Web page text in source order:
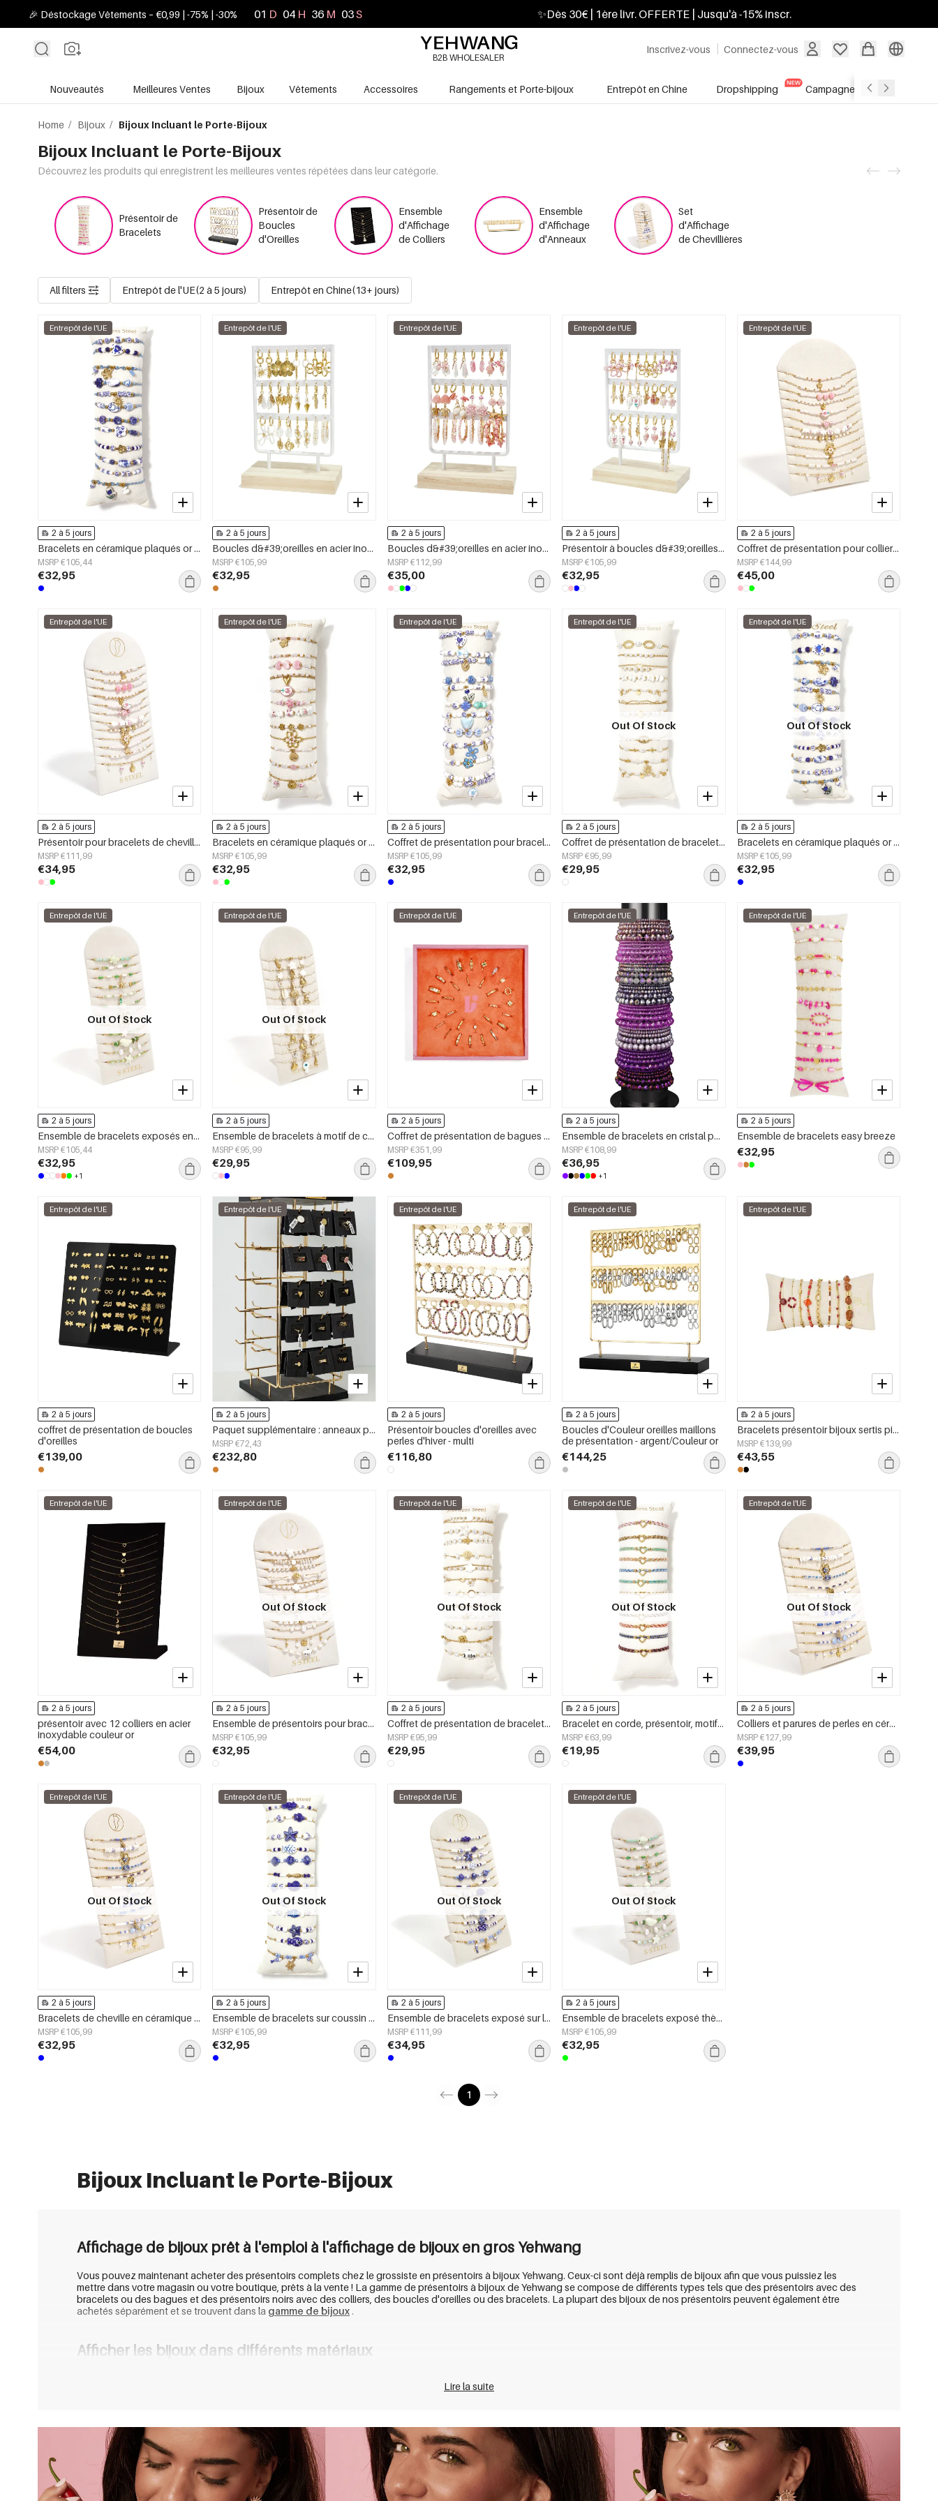
🎉 Déstockage Vêtements – €0,99 | -75% | -30% 01 D 04 H 36 M 01S ✨Dès 30€ | 1ère livr. OFFERTE | Jusqu'à -15% inscr.
Inscrivez-vous Connectez-vous
B2B WHOLESALER
Nouveautés Meilleures Ventes Bijoux Vêtements Accessoires Rangements et Porte-bijoux Entrepôt en Chine Dropshipping Campagnes Soldes
Home / Bijoux / Bijoux Incluant le Porte-Bijoux
Bijoux Incluant le Porte-Bijoux
Découvrez les produits qui enregistrent les meilleures ventes répétées dans leur catégorie.
Présentoir de
Bracelets
Présentoir de
Boucles
d'Oreilles
Ensemble
d'Affichage
de Colliers
Ensemble
d'Affichage
d'Anneaux
Set
d'Affichage
de Chevillières
All filters Entrepôt de l'UE(2 à 5 jours) Entrepôt en Chine(13+ jours)
Entrepôt de l'UE
2 à 5 jours
Bracelets en céramique plaqués or 14 carats, collection ethnique florale, style vacances/plage, bijoux pour femmes
MSRP €105,44
€32,95
Entrepôt de l'UE
2 à 5 jours
Boucles d&#39;oreilles en acier inoxydable, collection Fleur Simple Daily Simple, bijoux pour femmes
MSRP €105,99
€32,95
Entrepôt de l'UE
2 à 5 jours
Boucles d&#39;oreilles en acier inoxydable, collection coquillage, vacances/plage, bijoux romantiques pour femmes
MSRP €112,99
€35,00
Entrepôt de l'UE
2 à 5 jours
Présentoir à boucles d&#39;oreilles en céramique en forme de cœur, collection vacances/plage romantique, bijoux pour femmes
MSRP €105,99
€32,95
Entrepôt de l'UE
2 à 5 jours
Coffret de présentation pour colliers en céramique, collection Fleurs, Vacances et Romantisme au quotidien, bijoux pour femmes
MSRP €144,99
€45,00
Entrepôt de l'UE
2 à 5 jours
Présentoir pour bracelets de cheville en céramique, collection Fleurs, Vacances, Plage, Romantique, Bijoux pour femmes
MSRP €111,99
€34,95
Entrepôt de l'UE
2 à 5 jours
Bracelets en céramique plaqués or 14 carats, collection florale, style décontracté et romantique, bijoux pour femmes
MSRP €105,99
€32,95
Entrepôt de l'UE
2 à 5 jours
Coffret de présentation pour bracelets en céramique, motif cœur, style rétro, collection ethnique quotidienne, bijoux pour femmes
MSRP €105,99
€32,95
Entrepôt de l'UE
Out Of Stock
2 à 5 jours
Coffret de présentation de bracelets en acier inoxydable avec perles, collection vacances et quotidien romantique, bijoux pour femmes
MSRP €95,99
€29,95
Entrepôt de l'UE
Out Of Stock
2 à 5 jours
Bracelets en céramique plaqués or 14 carats, collection cœur, vacances/plage, romantique, bijoux pour femmes
MSRP €105,99
€32,95
Entrepôt de l'UE
Out Of Stock
2 à 5 jours
Ensemble de bracelets exposés en différentes couleurs thème plage
MSRP €105,44
€32,95
+1
Entrepôt de l'UE
Out Of Stock
2 à 5 jours
Ensemble de bracelets à motif de corde sur le thème de la plage
MSRP €95,99
€29,95
Entrepôt de l'UE
2 à 5 jours
Coffret de présentation de bagues en acier inoxydable Lilli June
MSRP €351,99
€109,95
Entrepôt de l'UE
2 à 5 jours
Ensemble de bracelets en cristal perles collection décontractée et simple pour femmes
MSRP €108,99
€36,95
+1
Entrepôt de l'UE
2 à 5 jours
Ensemble de bracelets easy breeze
€32,95
Entrepôt de l'UE
2 à 5 jours
coffret de présentation de boucles
d'oreilles
€139,00
Entrepôt de l'UE
2 à 5 jours
Paquet supplémentaire : anneaux présentoirs pour les essentiels du quotidien - acier inoxydable
MSRP €72,43
€232,80
Entrepôt de l'UE
2 à 5 jours
Présentoir boucles d'oreilles avec
perles d'hiver - multi
€116,80
Entrepôt de l'UE
2 à 5 jours
Boucles d'Couleur oreilles maillons
de présentation - argent/Couleur or
€144,25
Entrepôt de l'UE
2 à 5 jours
Bracelets présentoir bijoux sertis pierres/perles Couleur or Acier inoxydable
MSRP €139,99
€43,55
Entrepôt de l'UE
2 à 5 jours
présentoir avec 12 colliers en acier
inoxydable couleur or
€54,00
Entrepôt de l'UE
Out Of Stock
2 à 5 jours
Ensemble de présentoirs pour bracelets de cheville en céramique, motif poisson, vacances, série romantique plage, bijoux pour femmes
MSRP €105,99
€32,95
Entrepôt de l'UE
Out Of Stock
2 à 5 jours
Coffret de présentation de bracelets en acier inoxydable - Collection Poisson, Vacances, Romantique au quotidien - Bijoux pour femmes
MSRP €95,99
€29,95
Entrepôt de l'UE
Out Of Stock
2 à 5 jours
Bracelet en corde, présentoir, motif cœur, collection romantique simple du quotidien, bijoux pour femmes
MSRP €63,99
€19,95
Entrepôt de l'UE
Out Of Stock
2 à 5 jours
Colliers et parures de perles en céramique plaquée or 14 carats, collection Daily Simple, bijoux pour femmes
MSRP €127,99
€39,95
Entrepôt de l'UE
Out Of Stock
2 à 5 jours
Bracelets de cheville en céramique plaquée or 14 carats, collection Daily Simple, bijoux pour femmes
MSRP €105,99
€32,95
Entrepôt de l'UE
Out Of Stock
2 à 5 jours
Ensemble de bracelets sur coussin décoratif bleu marine à thème plage
MSRP €105,99
€32,95
Entrepôt de l'UE
Out Of Stock
2 à 5 jours
Ensemble de bracelets exposé sur le thème de la plage bleu marine
MSRP €111,99
€34,95
Entrepôt de l'UE
Out Of Stock
2 à 5 jours
Ensemble de bracelets exposé thème plage vert
MSRP €105,99
€32,95
1
Bijoux Incluant le Porte-Bijoux
Affichage de bijoux prêt à l'emploi à l'affichage de bijoux en gros Yehwang
Vous pouvez maintenant acheter des présentoirs complets chez le grossiste en présentoirs à bijoux Yehwang. Ceux-ci sont déjà remplis de bijoux afin que vous puissiez les
mettre dans votre magasin ou votre boutique, prêts à la vente ! La gamme de présentoirs à bijoux de Yehwang se compose de différents types tels que des présentoirs avec des
bracelets ou des bagues et des présentoirs noirs avec des colliers, des boucles d'oreilles ou des bracelets. La plupart des bijoux de nos présentoirs peuvent également être
achetés séparément et se trouvent dans la gamme de bijoux.
Afficher les bijoux dans différents matériaux
. L'inox est un matériau très fin car il ne se décolore pas. Vous n'avez donc pas à vous inquiéter si vous prenez une douche ou nagez. Vraiment gentil! Pour plus
Présentez facilement des bijoux avec un présentoir de vente en gros
Un présentoir est un moyen simple qui vous aide à présenter vos produits à vos clients de la meilleure façon possible. En présentant des bijoux sur un présentoir de vente en gros,
cela donne immédiatement un aspect clair et professionnel. De cette façon, les bijoux sont les plus beaux et les plus attrayants pour le client.
Lire la suite